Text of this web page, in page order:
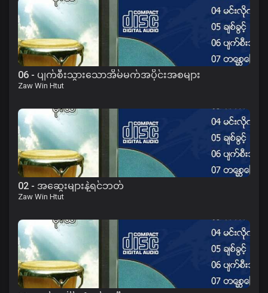
06 - ပျက်စီးသွားသောအိမ်မက်အပိုင်းအစများ
Zaw Win Htut
02 - အဆွေးများနဲ့ရင်ဘတ်
Zaw Win Htut